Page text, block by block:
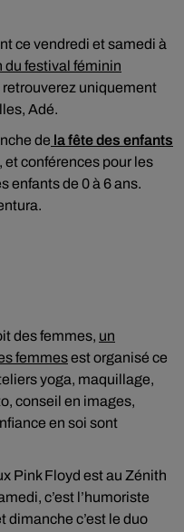
ce vendredi et samedi à
du festival féminin
retrouverez uniquement
Adé.
de la fête des enfants
et conférences pour les
enfants de 0 à 6 ans.
des femmes, un
femmesest organisé ce
yoga, maquillage,
conseil en images,
en soi sont
Pink Floyd est au Zénith
c’est l’humoriste
dimanche c’est le duo